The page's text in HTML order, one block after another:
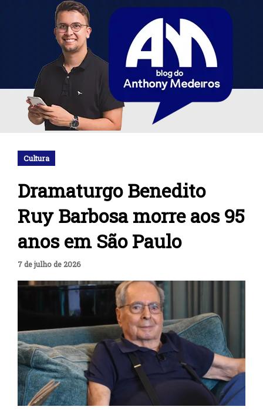
Cultura
Dramaturgo Benedito
Ruy Barbosa morre aos 95
anos em São Paulo
7 de julho de 2026